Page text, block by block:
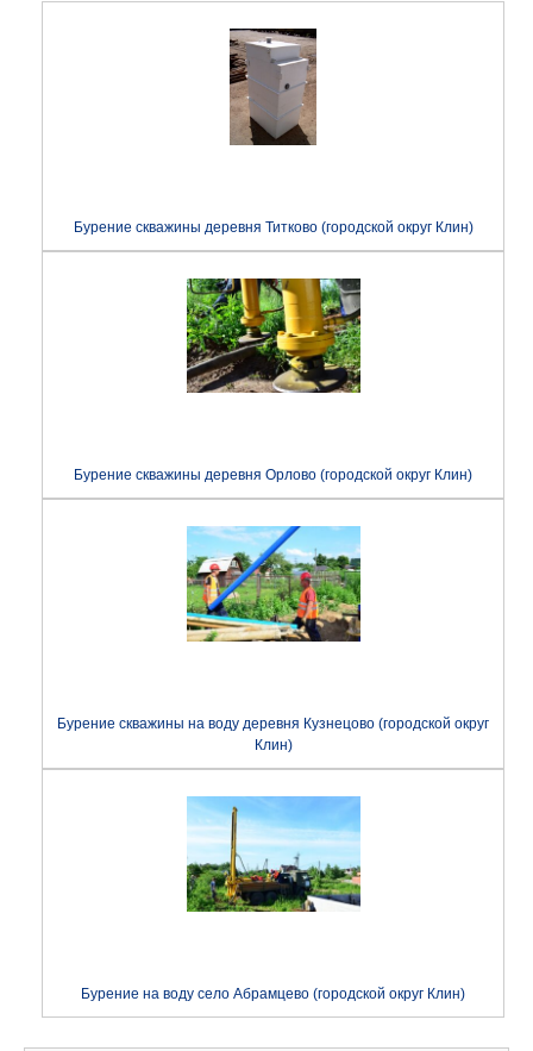
Бурение скважины деревня Титково (городской округ Клин)
Бурение скважины деревня Орлово (городской округ Клин)
Бурение скважины на воду деревня Кузнецово (городской округ
Клин)
Бурение на воду село Абрамцево (городской округ Клин)